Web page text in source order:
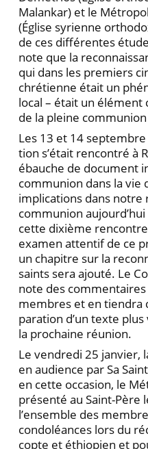
Malankar) et le
(Église syrienne
de ces différentes
note que la
qui dans les premiers
chrétienne était un
local – était un élément
de la pleine
Les 13 et 14
tion s’était rencontré à
ébauche de document
com­munion dans la vie
implica­tions dans notre
communion
cette dixième
examen attentif de ce
un chapitre sur la
saints sera ajouté. Le
note des
membres et en
paration d’un texte
la prochaine réunion.
Le vendredi 25 janvier,
en audience par Sa
en cette occasion, le
présenté au Saint-Père
l’ensemble des
condoléances lors du
copte et éthiopien et